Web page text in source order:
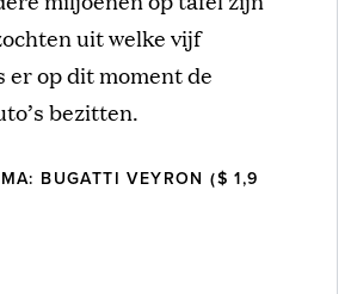
uit welke vijf
op dit moment de
bezitten.
BUGATTI VEYRON ($ 1,9